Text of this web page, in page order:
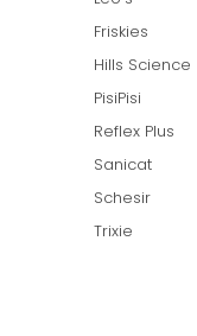
Friskies
Hills Science
PisiPisi
Reflex Plus
Sanicat
Schesir
Trixie